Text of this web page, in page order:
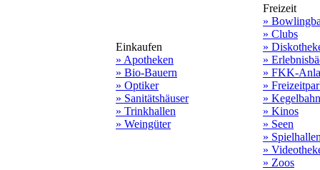
Einkaufen
» Apotheken
» Bio-Bauern
» Optiker
» Sanitätshäuser
» Trinkhallen
» Weingüter
Freizeit
»
» Clubs
»
»
» FKK-
»
»
» Kinos
» Seen
»
»
» Zoos